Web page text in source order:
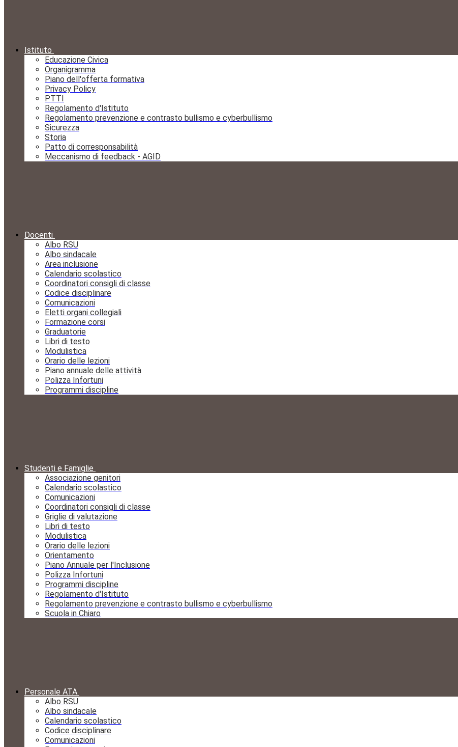
Istituto
Educazione Civica
Organigramma
Piano dell'offerta formativa
Privacy Policy
PTTI
Regolamento d'Istituto
Regolamento prevenzione e contrasto bullismo e cyberbullismo
Sicurezza
Storia
Patto di corresponsabilità
Meccanismo di feedback - AGID
Docenti
Albo RSU
Albo sindacale
Area inclusione
Calendario scolastico
Coordinatori consigli di classe
Codice disciplinare
Comunicazioni
Eletti organi collegiali
Formazione corsi
Graduatorie
Libri di testo
Modulistica
Orario delle lezioni
Piano annuale delle attività
Polizza Infortuni
Programmi discipline
Studenti e Famiglie
Associazione genitori
Calendario scolastico
Comunicazioni
Coordinatori consigli di classe
Griglie di valutazione
Libri di testo
Modulistica
Orario delle lezioni
Orientamento
Piano Annuale per l'Inclusione
Polizza Infortuni
Programmi discipline
Regolamento d'Istituto
Regolamento prevenzione e contrasto bullismo e cyberbullismo
Scuola in Chiaro
Personale ATA
Albo RSU
Albo sindacale
Calendario scolastico
Codice disciplinare
Comunicazioni